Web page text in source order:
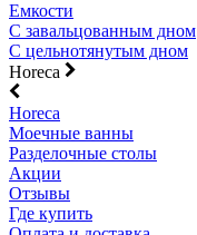
Емкости
С завальцованным дном
С цельнотянутым дном
Horeca
Horeca
Моечные ванны
Разделочные столы
Акции
Отзывы
Где купить